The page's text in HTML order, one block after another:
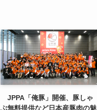
JPPA「俺豚」開催、豚しゃ
ぶ無料提供など日本産豚肉の魅